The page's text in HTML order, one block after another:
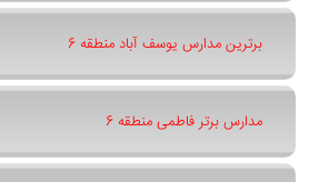
برترین مدارس یوسف آباد منطقه 6
مدارس برتر فاطمی منطقه 6